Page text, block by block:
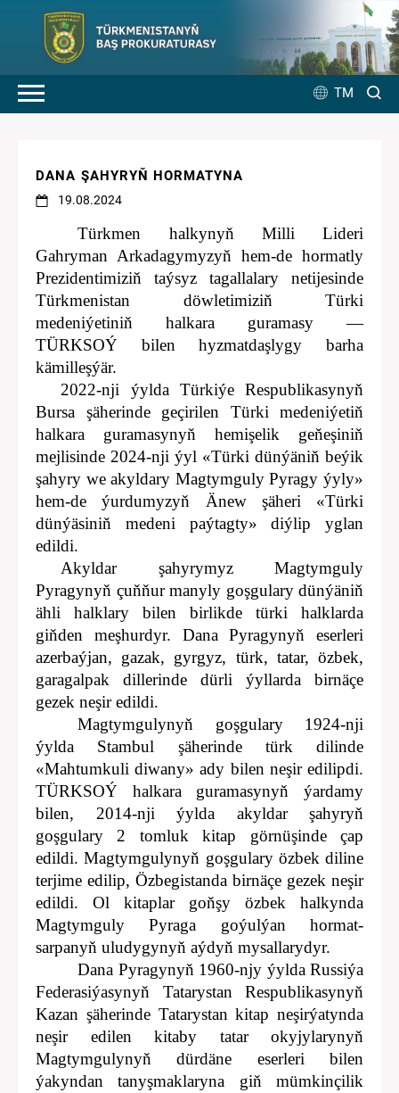
TM
DANA ŞAHYRYŇ HORMATYNA
19.08.2024
Türkmen halkynyň Milli Lideri
Gahryman Arkadagymyzyň hem-de hormatly
Prezidentimiziň taýsyz tagallalary netijesinde
Türkmenistan döwletimiziň Türki
medeniýetiniň halkara guramasy —
TÜRKSOÝ bilen hyzmatdaşlygy barha
kämilleşýär.
2022-nji ýylda Türkiýe Respublikasynyň
Bursa şäherinde geçirilen Türki medeniýetiň
halkara guramasynyň hemişelik geňeşiniň
mejlisinde 2024-nji ýyl «Türki dünýäniň beýik
şahyry we akyldary Magtymguly Pyragy ýyly»
hem-de ýurdumyzyň Änew şäheri «Türki
dünýäsiniň medeni paýtagty» diýlip yglan
edildi.
Akyldar şahyrymyz Magtymguly
Pyragynyň çuňňur manyly goşgulary dünýäniň
ähli halklary bilen birlikde türki halklarda
giňden meşhurdyr. Dana Pyragynyň eserleri
azerbaýjan, gazak, gyrgyz, türk, tatar, özbek,
garagalpak dillerinde dürli ýyllarda birnäçe
gezek neşir edildi.
Magtymgulynyň goşgulary 1924-nji
ýylda Stambul şäherinde türk dilinde
«Mahtumkuli diwany» ady bilen neşir edilipdi.
TÜRKSOÝ halkara guramasynyň ýardamy
bilen, 2014-nji ýylda akyldar şahyryň
goşgulary 2 tomluk kitap görnüşinde çap
edildi. Magtymgulynyň goşgulary özbek diline
terjime edilip, Özbegistanda birnäçe gezek neşir
edildi. Ol kitaplar goňşy özbek halkynda
Magtymguly Pyraga goýulýan hormat-
sarpanyň uludygynyň aýdyň mysallarydyr.
Dana Pyragynyň 1960-njy ýylda Russiýa
Federasiýasynyň Tatarystan Respublikasynyň
Kazan şäherinde Tatarystan kitap neşirýatynda
neşir edilen kitaby tatar okyjylarynyň
Magtymgulynyň dürdäne eserleri bilen
ýakyndan tanyşmaklaryna giň mümkinçilik